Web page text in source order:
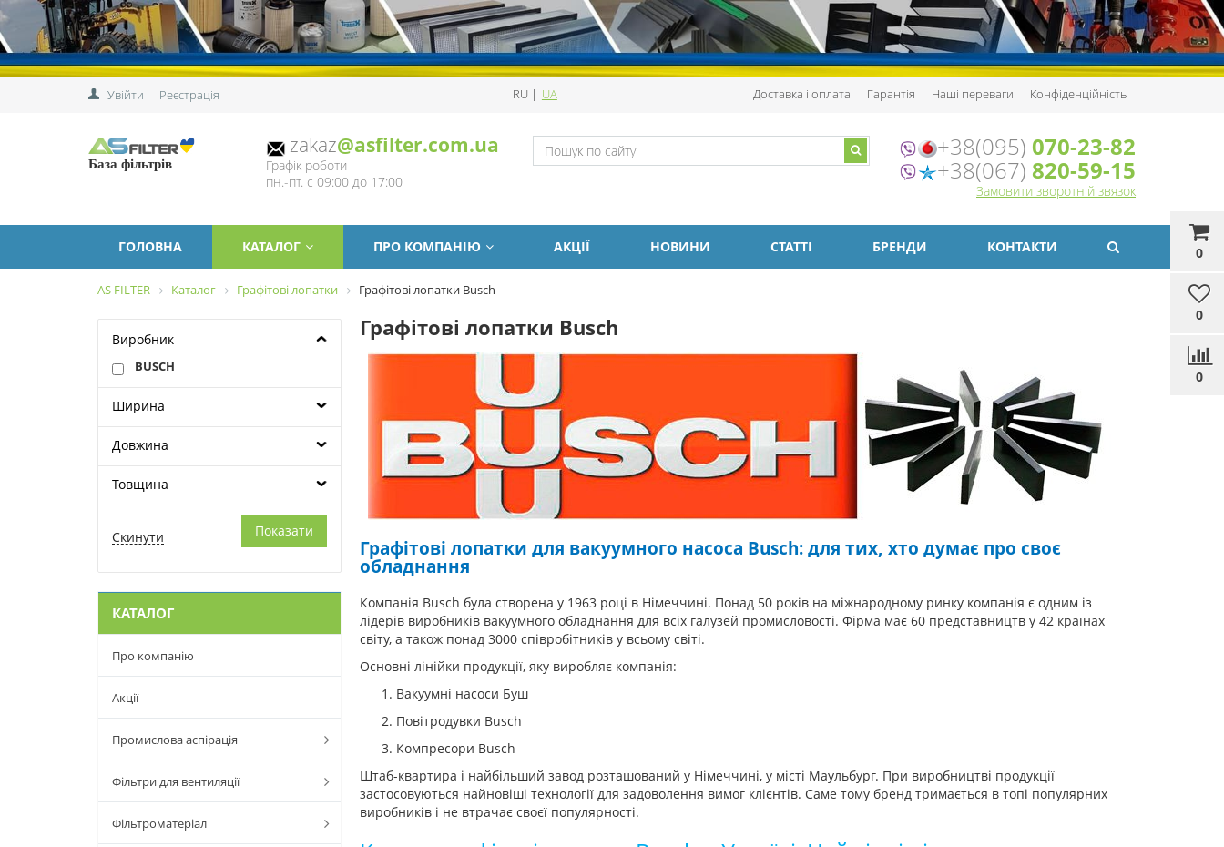
Увійти Реєстрація RU | UA Доставка і оплата Гарантія Наші переваги Конфіденційність
0
0
0
База фільтрів
zakaz@asfilter.com.ua
Графік роботи
пн.-пт. с 09:00 до 17:00
+38(095) 070-23-82
+38(067) 820-59-15
Замовити зворотній звязок
ГОЛОВНА КАТАЛОГ ПРО КОМПАНІЮ АКЦІЇ НОВИНИ СТАТТІ БРЕНДИ КОНТАКТИ
AS FILTER Каталог Графітові лопатки Графітові лопатки Busch
Виробник
BUSCH
Ширина
Довжина
Товщина
КАТАЛОГ
Про компанію
Акції
Промислова аспірація
Фільтри для вентиляції
Фільтроматеріал
Графітові лопатки Busch
Графітові лопатки для вакуумного насоса Busch: для тих, хто думає про своє
обладнання
Компанія Busch була створена у 1963 році в Німеччині. Понад 50 років на міжнародному ринку компанія є одним із
лідерів виробників вакуумного обладнання для всіх галузей промисловості. Фірма має 60 представництв у 42 країнах
світу, а також понад 3000 співробітників у всьому світі.
Основні лінійки продукції, яку виробляє компанія:
Вакуумні насоси Буш
Повітродувки Busch
Компресори Busch
Штаб-квартира і найбільший завод розташований у Німеччині, у місті Маульбург. При виробництві продукції
застосовуються найновіші технології для задоволення вимог клієнтів. Саме тому бренд тримається в топі популярних
виробників і не втрачає своєї популярності.